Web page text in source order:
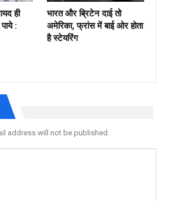
ही
:
भारत और ब्रिटेन दाई तो
अमेरिका, फ्रांस में बाई ओर होता
है स्टेयरिंग
address will not be published.